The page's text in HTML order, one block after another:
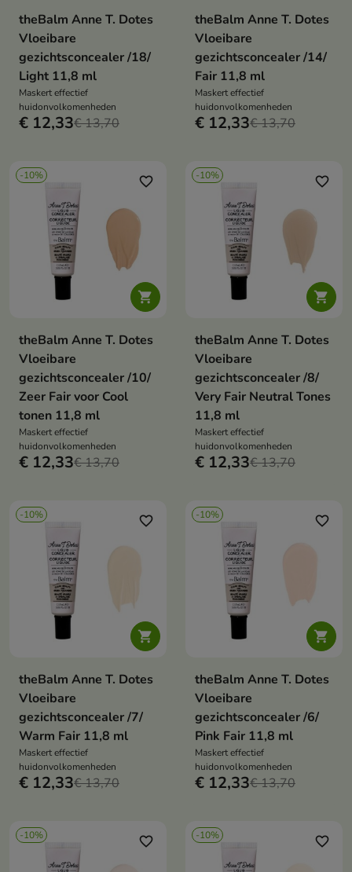
theBalm Anne T. Dotes
Vloeibare
gezichtsconcealer /18/
Light 11,8 ml
Maskert effectief
huidonvolkomenheden
€ 12,33€ 13,70
theBalm Anne T. Dotes
Vloeibare
gezichtsconcealer /14/
Fair 11,8 ml
Maskert effectief
huidonvolkomenheden
€ 12,33€ 13,70
-10%

favorite_border
theBalm Anne T. Dotes
Vloeibare
gezichtsconcealer /10/
Zeer Fair voor Cool
tonen 11,8 ml
Maskert effectief
huidonvolkomenheden
€ 12,33€ 13,70
-10%

favorite_border
theBalm Anne T. Dotes
Vloeibare
gezichtsconcealer /8/
Very Fair Neutral Tones
11,8 ml
Maskert effectief
huidonvolkomenheden
€ 12,33€ 13,70
-10%

favorite_border
theBalm Anne T. Dotes
Vloeibare
gezichtsconcealer /7/
Warm Fair 11,8 ml
Maskert effectief
huidonvolkomenheden
€ 12,33€ 13,70
-10%

favorite_border
theBalm Anne T. Dotes
Vloeibare
gezichtsconcealer /6/
Pink Fair 11,8 ml
Maskert effectief
huidonvolkomenheden
€ 12,33€ 13,70
-10% favorite_border -10% favorite_border